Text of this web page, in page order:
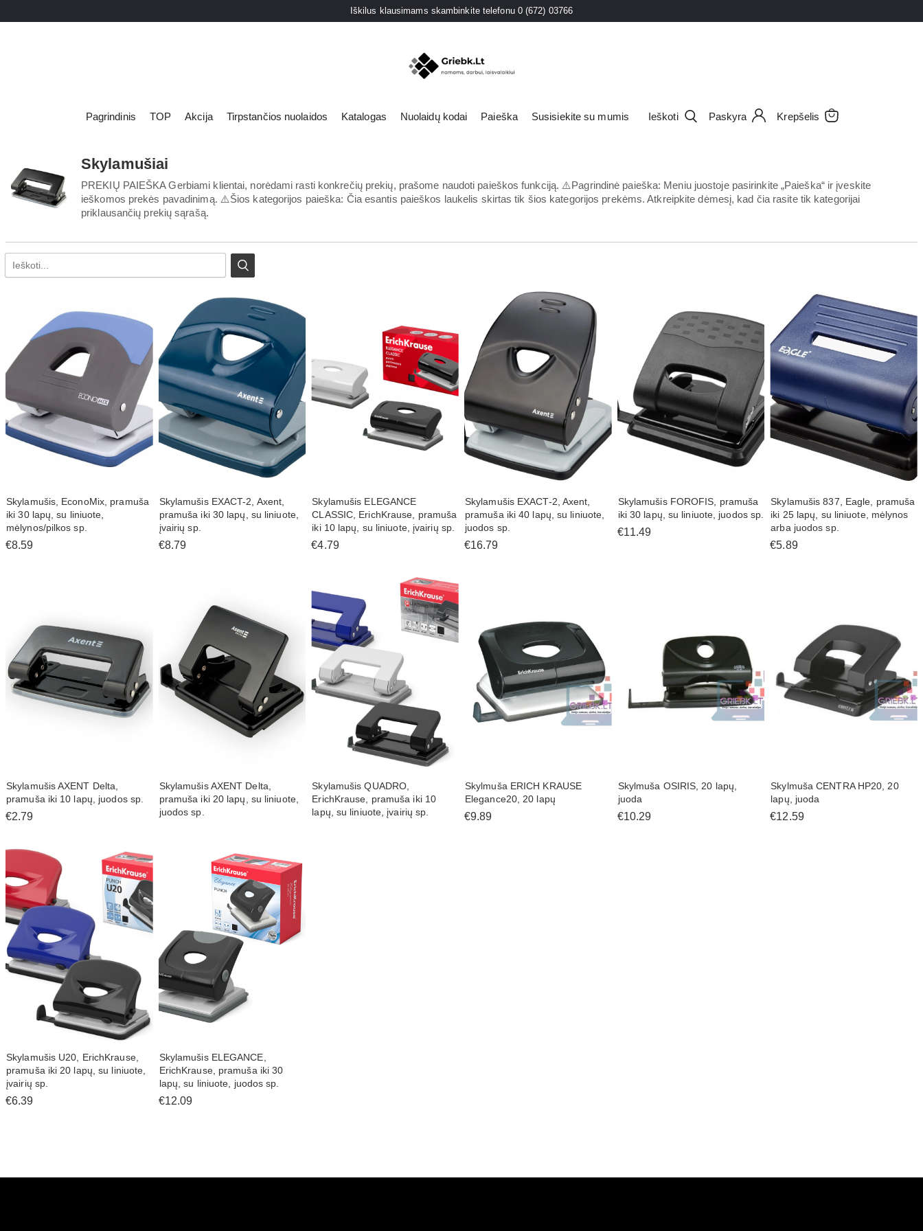
Iškilus klausimams skambinkite telefonu 0 (672) 03766
Pagrindinis TOP Akcija Tirpstančios nuolaidos Katalogas
Apšvietimas
Elektros prekės
Prekės remontui
Namų apyvokos prekės
Kvapų kolekcija
Kitos prekės mokyklai, darželiui
Sporto prekės
Laisvalaikio prekės; maisto prekės
Prekės augintiniams
Prekės automobiliui
Prekės sodui
Apranga ir saugos prekės
LED prožektoriai
LED panelės
Šviestuvai
Dekoratyviniai šviestuvai
Žibintuvėliai
Nuolaidų kodai Paieška Susisiekite su mumis Ieškoti Paskyra Krepšelis
Skylamušiai
PREKIŲ PAIEŠKA Gerbiami klientai, norėdami rasti konkrečių prekių, prašome naudoti paieškos funkciją. ⚠️Pagrindinė paieška: Meniu juostoje pasirinkite „Paieška“ ir įveskite
ieškomos prekės pavadinimą. ⚠️Šios kategorijos paieška: Čia esantis paieškos laukelis skirtas tik šios kategorijos prekėms. Atkreipkite dėmesį, kad čia rasite tik kategorijai
priklausančių prekių sąrašą.
Skylamušis, EconoMix, pramuša
iki 30 lapų, su liniuote,
mėlynos/pilkos sp.
€8.59
Skylamušis EXACT-2, Axent,
pramuša iki 30 lapų, su liniuote,
įvairių sp.
€8.79
Skylamušis ELEGANCE
CLASSIC, ErichKrause, pramuša
iki 10 lapų, su liniuote, įvairių sp.
€4.79
Skylamušis EXACT-2, Axent,
pramuša iki 40 lapų, su liniuote,
juodos sp.
€16.79
Skylamušis FOROFIS, pramuša
iki 30 lapų, su liniuote, juodos sp.
€11.49
Skylamušis 837, Eagle, pramuša
iki 25 lapų, su liniuote, mėlynos
arba juodos sp.
€5.89
Skylamušis AXENT Delta,
pramuša iki 10 lapų, juodos sp.
€2.79
Skylamušis AXENT Delta,
pramuša iki 20 lapų, su liniuote,
juodos sp.
Skylamušis QUADRO,
ErichKrause, pramuša iki 10
lapų, su liniuote, įvairių sp.
Skylmuša ERICH KRAUSE
Elegance20, 20 lapų
€9.89
Skylmuša OSIRIS, 20 lapų,
juoda
€10.29
Skylmuša CENTRA HP20, 20
lapų, juoda
€12.59
Skylamušis U20, ErichKrause,
pramuša iki 20 lapų, su liniuote,
įvairių sp.
€6.39
Skylamušis ELEGANCE,
ErichKrause, pramuša iki 30
lapų, su liniuote, juodos sp.
€12.09